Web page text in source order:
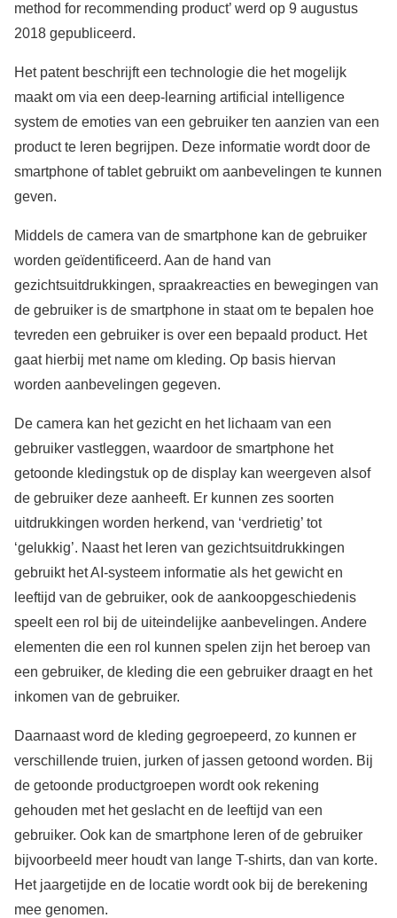
method for recommending product’ werd op 9 augustus
2018 gepubliceerd.
Het patent beschrijft een technologie die het mogelijk
maakt om via een deep-learning artificial intelligence
system de emoties van een gebruiker ten aanzien van een
product te leren begrijpen. Deze informatie wordt door de
smartphone of tablet gebruikt om aanbevelingen te kunnen
geven.
Middels de camera van de smartphone kan de gebruiker
worden geïdentificeerd. Aan de hand van
gezichtsuitdrukkingen, spraakreacties en bewegingen van
de gebruiker is de smartphone in staat om te bepalen hoe
tevreden een gebruiker is over een bepaald product. Het
gaat hierbij met name om kleding. Op basis hiervan
worden aanbevelingen gegeven.
De camera kan het gezicht en het lichaam van een
gebruiker vastleggen, waardoor de smartphone het
getoonde kledingstuk op de display kan weergeven alsof
de gebruiker deze aanheeft. Er kunnen zes soorten
uitdrukkingen worden herkend, van ‘verdrietig’ tot
‘gelukkig’. Naast het leren van gezichtsuitdrukkingen
gebruikt het AI-systeem informatie als het gewicht en
leeftijd van de gebruiker, ook de aankoopgeschiedenis
speelt een rol bij de uiteindelijke aanbevelingen. Andere
elementen die een rol kunnen spelen zijn het beroep van
een gebruiker, de kleding die een gebruiker draagt en het
inkomen van de gebruiker.
Daarnaast word de kleding gegroepeerd, zo kunnen er
verschillende truien, jurken of jassen getoond worden. Bij
de getoonde productgroepen wordt ook rekening
gehouden met het geslacht en de leeftijd van een
gebruiker. Ook kan de smartphone leren of de gebruiker
bijvoorbeeld meer houdt van lange T-shirts, dan van korte.
Het jaargetijde en de locatie wordt ook bij de berekening
mee genomen.